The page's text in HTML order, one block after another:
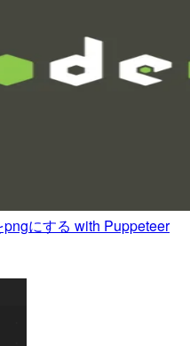
にする with Puppeteer